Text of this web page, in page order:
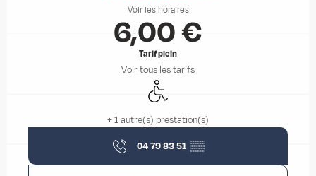
Voir les horaires
6,00 €
Tarif plein
Voir tous les tarifs
Accès handicapés
+ 1 autre(s) prestation(s)
04 79 83 51 ▒▒